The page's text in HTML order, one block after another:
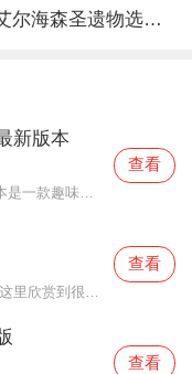
原神艾尔海森圣遗物怎么选 原神艾尔海森圣遗物选择攻略
新版本
腾讯视频下载安装2021最新版本是一款趣味性非常强的手机视频播放软件。在这款腾讯视频下载安装2021最新版本有很多当下热播的影片资源，在这里面可以看到有很多的精彩的影片，你想要观看的电视剧、电影、综艺、动漫等等统统都汇聚在这里面，影片的内容也都是非常丰富的，用户们
查看
QQ空间最新版这是可以让你在这里欣赏到很多优质的内容欣赏体验的手机视频软件，在这里的内容有很多都是好友的动态，而且还有很多的互动功能可以让你跟好友之间的亲密度再次提升，大家在这里可以感受到很多优质的社交和很多有趣的心情分享，不仅可以跟人互动，这软件也是自己
查看
查看